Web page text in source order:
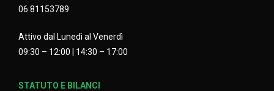
06 81153789
Attivo dal Lunedì al Venerdì
09:30 – 12:00 | 14:30 – 17:00
STATUTO E BILANCI